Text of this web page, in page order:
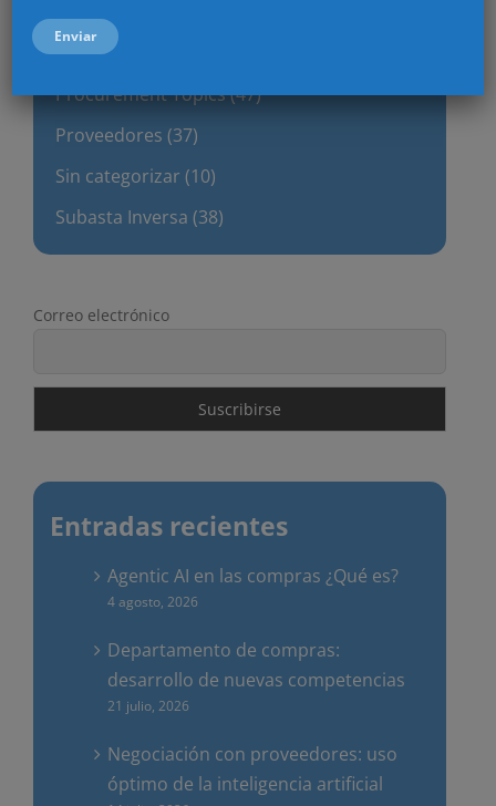
Procurement Express (36)
Procurement Topics (47)
Proveedores (37)
Sin categorizar (10)
Subasta Inversa (38)
Correo electrónico
Entradas recientes
Agentic AI en las compras ¿Qué es?
4 agosto, 2026
Departamento de compras:
desarrollo de nuevas competencias
21 julio, 2026
Negociación con proveedores: uso
óptimo de la inteligencia artificial